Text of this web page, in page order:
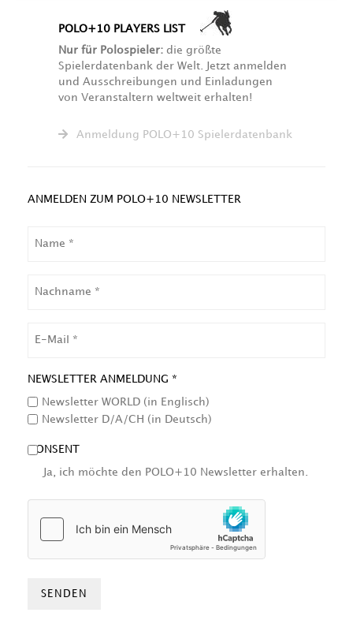
POLO+10 PLAYERS LIST
Nur für Polospieler: die größte
Spielerdatenbank der Welt. Jetzt anmelden
und Ausschreibungen und Einladungen
von Veranstaltern weltweit erhalten!
Anmeldung POLO+10 Spielerdatenbank
ANMELDEN ZUM POLO+10 NEWSLETTER
NEWSLETTER ANMELDUNG *
Newsletter WORLD (in Englisch)
Newsletter D/A/CH (in Deutsch)
CONSENT
Ja, ich möchte den POLO+10 Newsletter erhalten.